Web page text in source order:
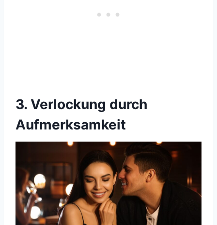
3. Verlockung durch
Aufmerksamkeit